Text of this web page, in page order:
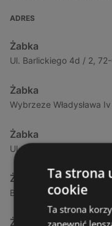
ADRES
Żabka
Ul. Barlickiego 4d / 2,
Żabka
Wybrzeze Władysława
Żabka
Ul. Bohaterów Września
Żabka
Bohaterów Września 52,
Żabka
Ta strona
cookie
Ta strona